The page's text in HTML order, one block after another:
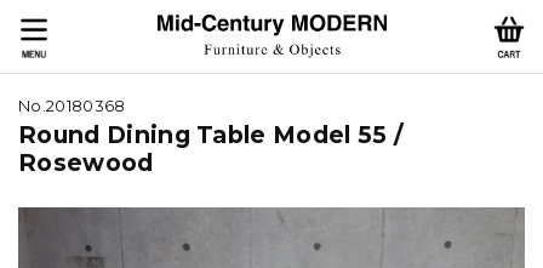
No.20180368
Round Dining Table Model 55 /
Rosewood